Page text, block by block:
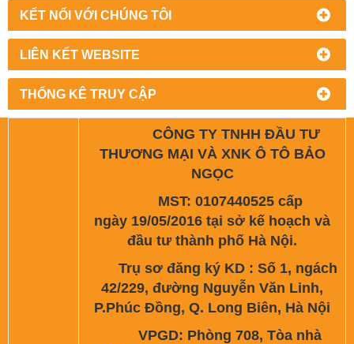
KẾT NỐI VỚI CHÚNG TÔI
LIÊN KẾT WEBSITE
THỐNG KÊ TRUY CẬP
CÔNG TY TNHH ĐẦU TƯ
THƯƠNG MẠI VÀ XNK Ô TÔ BẢO
NGỌC
MST: 0107440525 cấp
ngày 19/05/2016 tại sở kế hoạch và
đầu tư thành phố Hà Nội.
Trụ sơ đăng ký KD : Số 1, ngách
42/229, đường Nguyễn Văn Linh,
P.Phúc Đồng, Q. Long Biên, Hà Nội
VPGD: Phòng 708, Tòa nhà